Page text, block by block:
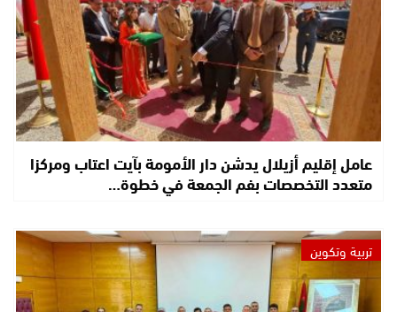
عامل إقليم أزيلال يدشن دار الأمومة بآيت اعتاب ومركزا
متعدد التخصصات بفم الجمعة في خطوة…
تربية وتكوين